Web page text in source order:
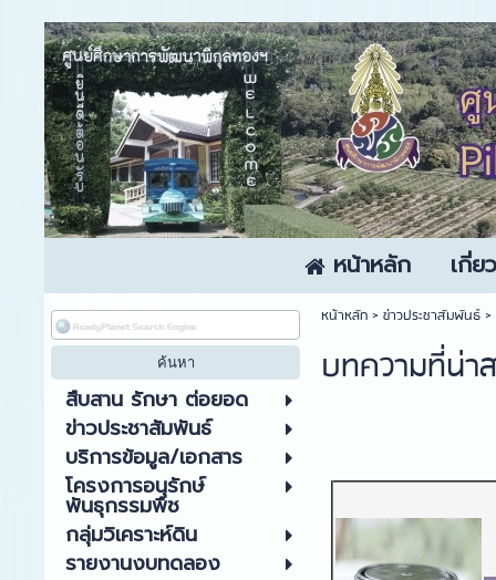
หน้าหลัก เกี่ย
สืบสาน รักษา ต่อยอด
ข่าวประชาสัมพันธ์
บริการข้อมูล/เอกสาร
โครงการอนุรักษ์
พันธุกรรมพืช
กลุ่มวิเคราะห์ดิน
รายงานงบทดลอง
หน้าหลัก> ข่าวประชาสัมพันธ์ >
บทความที่น่า